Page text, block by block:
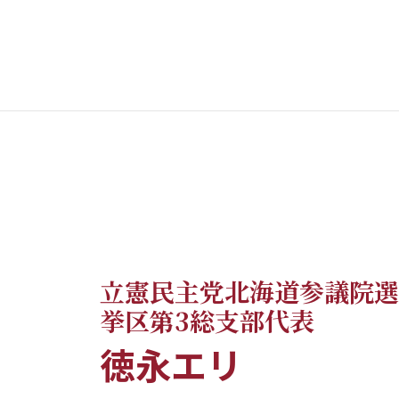
立憲民主党北海道参議院選
挙区第3総支部代表
徳永エリ